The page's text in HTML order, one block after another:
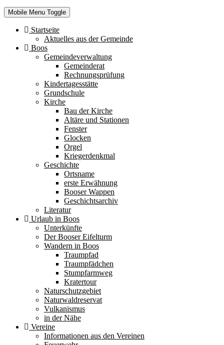
Mobile Menu Toggle
Startseite
Aktuelles aus der Gemeinde
Boos
Gemeindeverwaltung
Gemeinderat
Rechnungsprüfung
Kindertagesstätte
Grundschule
Kirche
Bau der Kirche
Altäre und Stationen
Fenster
Glocken
Orgel
Kriegerdenkmal
Geschichte
Ortsname
erste Erwähnung
Booser Wappen
Geschichtsarchiv
Literatur
Urlaub in Boos
Unterkünfte
Der Booser Eifelturm
Wandern in Boos
Traumpfad
Traumpfädchen
Stumpfarmweg
Kratertour
Naturschutzgebiet
Naturwaldreservat
Vulkanismus
in der Nähe
Vereine
Informationen aus den Vereinen